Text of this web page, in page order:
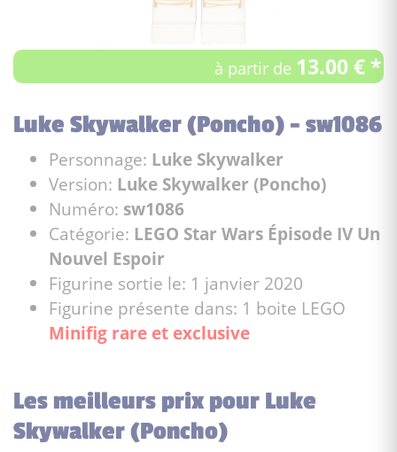
à partir de 13.00 € *
Luke Skywalker (Poncho) - sw1086
Personnage: Luke Skywalker
Version: Luke Skywalker (Poncho)
Numéro: sw1086
Catégorie: LEGO Star Wars Épisode IV Un
Nouvel Espoir
Figurine sortie le: 1 janvier 2020
Figurine présente dans: 1 boite LEGO
Minifig rare et exclusive
Les meilleurs prix pour Luke
Skywalker (Poncho)